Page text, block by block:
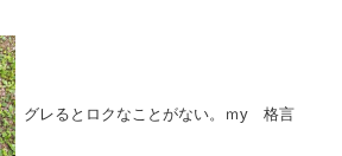
グレるとロクなことがない。ｍy 格言